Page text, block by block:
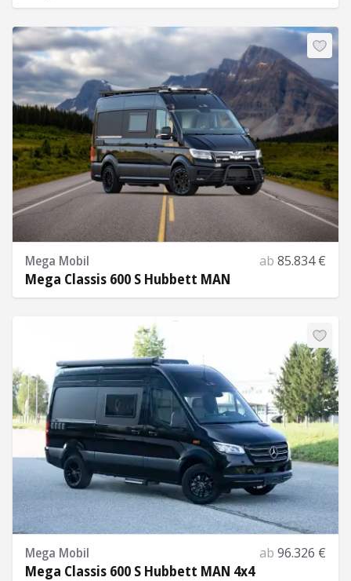
Mega Mobil ab 85.834 €
Mega Classis 600 S Hubbett MAN
Mega Mobil ab 96.326 €
Mega Classis 600 S Hubbett MAN 4x4